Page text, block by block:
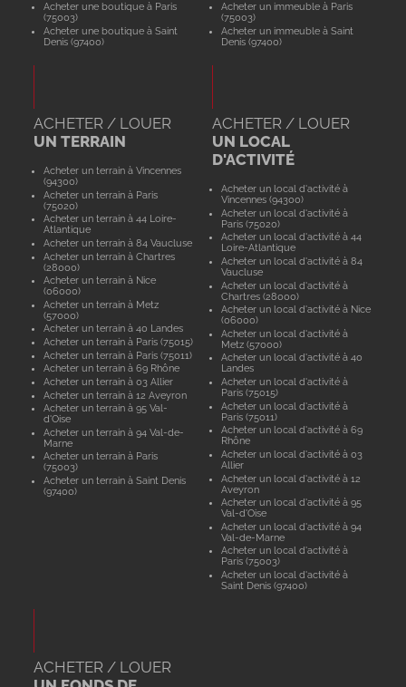
Acheter une boutique à Paris
(75003)
Acheter une boutique à Saint
Denis (97400)
Acheter un immeuble à Paris
(75003)
Acheter un immeuble à Saint
Denis (97400)
ACHETER / LOUER
UN TERRAIN
Acheter un terrain à Vincennes
(94300)
Acheter un terrain à Paris
(75020)
Acheter un terrain à 44 Loire-
Atlantique
Acheter un terrain à 84 Vaucluse
Acheter un terrain à Chartres
(28000)
Acheter un terrain à Nice
(06000)
Acheter un terrain à Metz
(57000)
Acheter un terrain à 40 Landes
Acheter un terrain à Paris (75015)
Acheter un terrain à Paris (75011)
Acheter un terrain à 69 Rhône
Acheter un terrain à 03 Allier
Acheter un terrain à 12 Aveyron
Acheter un terrain à 95 Val-
d'Oise
Acheter un terrain à 94 Val-de-
Marne
Acheter un terrain à Paris
(75003)
Acheter un terrain à Saint Denis
(97400)
ACHETER / LOUER
UN LOCAL
D'ACTIVITÉ
Acheter un local d'activité à
Vincennes (94300)
Acheter un local d'activité à
Paris (75020)
Acheter un local d'activité à 44
Loire-Atlantique
Acheter un local d'activité à 84
Vaucluse
Acheter un local d'activité à
Chartres (28000)
Acheter un local d'activité à Nice
(06000)
Acheter un local d'activité à
Metz (57000)
Acheter un local d'activité à 40
Landes
Acheter un local d'activité à
Paris (75015)
Acheter un local d'activité à
Paris (75011)
Acheter un local d'activité à 69
Rhône
Acheter un local d'activité à 03
Allier
Acheter un local d'activité à 12
Aveyron
Acheter un local d'activité à 95
Val-d'Oise
Acheter un local d'activité à 94
Val-de-Marne
Acheter un local d'activité à
Paris (75003)
Acheter un local d'activité à
Saint Denis (97400)
ACHETER / LOUER